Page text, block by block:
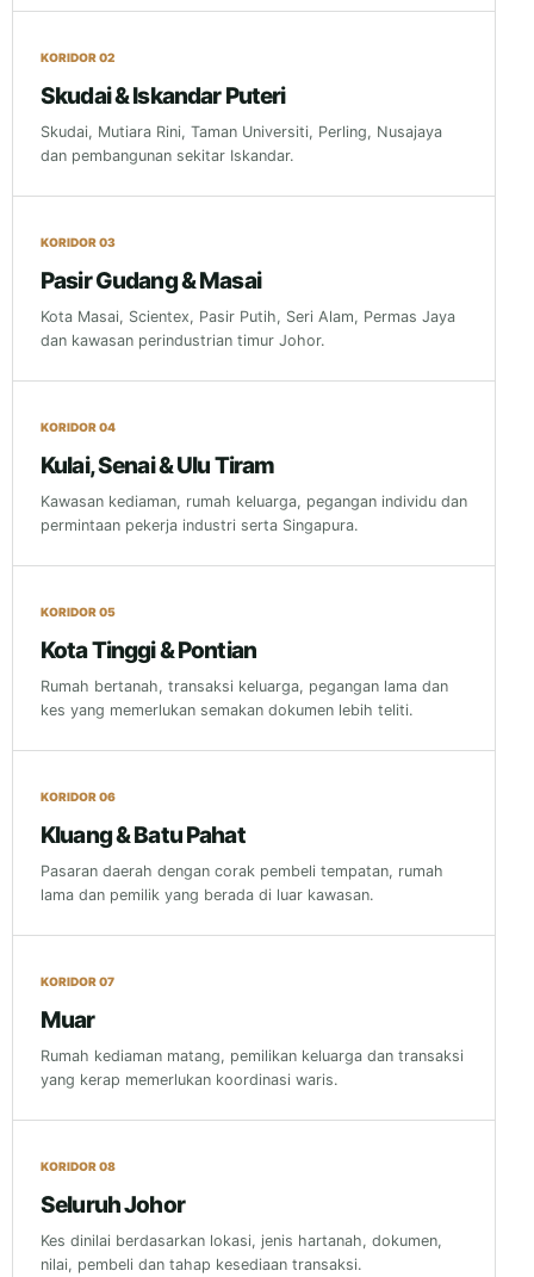
KORIDOR 02
Skudai & Iskandar Puteri
Skudai, Mutiara Rini, Taman Universiti, Perling, Nusajaya
dan pembangunan sekitar Iskandar.
KORIDOR 03
Pasir Gudang & Masai
Kota Masai, Scientex, Pasir Putih, Seri Alam, Permas Jaya
dan kawasan perindustrian timur Johor.
KORIDOR 04
Kulai, Senai & Ulu Tiram
Kawasan kediaman, rumah keluarga, pegangan individu dan
permintaan pekerja industri serta Singapura.
KORIDOR 05
Kota Tinggi & Pontian
Rumah bertanah, transaksi keluarga, pegangan lama dan
kes yang memerlukan semakan dokumen lebih teliti.
KORIDOR 06
Kluang & Batu Pahat
Pasaran daerah dengan corak pembeli tempatan, rumah
lama dan pemilik yang berada di luar kawasan.
KORIDOR 07
Muar
Rumah kediaman matang, pemilikan keluarga dan transaksi
yang kerap memerlukan koordinasi waris.
KORIDOR 08
Seluruh Johor
Kes dinilai berdasarkan lokasi, jenis hartanah, dokumen,
nilai, pembeli dan tahap kesediaan transaksi.